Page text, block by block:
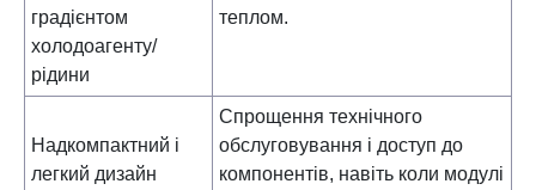
градієнтом
холодоагенту/
рідини
теплом.
Надкомпактний і
легкий дизайн
Спрощення технічного
обслуговування і доступ до
компонентів, навіть коли модулі